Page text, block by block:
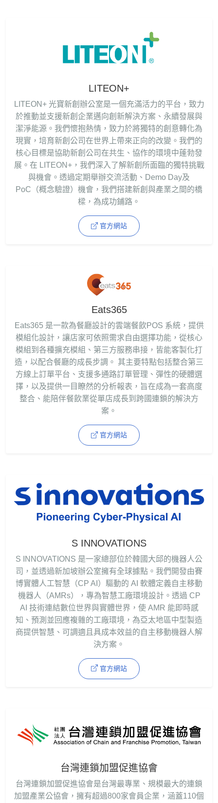
LITEON+
LITEON+ 光寶新創辦公室是一個充滿活力的平台，致力
於推動並支援新創企業邁向創新解決方案、永續發展與
潔淨能源。我們懷抱熱情，致力於將獨特的創意轉化為
現實，培育新創公司在世界上帶來正向的改變。我們的
核心目標是協助新創公司在共生、協作的環境中蓬勃發
展。在 LITEON+，我們深入了解新創所面臨的獨特挑戰
與機會。透過定期舉辦交流活動、Demo Day及
PoC（概念驗證）機會，我們搭建新創與產業之間的橋
樑，為成功鋪路。
官方網站
Eats365
Eats365 是一款為餐廳設計的雲端餐飲POS 系統，提供
模組化設計，讓店家可依照需求自由選擇功能，從核心
模組到各種擴充模組、第三方服務串接，皆能客製化打
造，以配合餐廳的成長步調。 其主要特點包括整合第三
方線上訂單平台、支援多通路訂單管理、彈性的硬體選
擇，以及提供一目瞭然的分析報表，旨在成為一套高度
整合、能陪伴餐飲業從單店成長到跨國連鎖的解決方
案。
官方網站
S INNOVATIONS
S INNOVATIONS 是一家總部位於韓國大邱的機器人公
司，並透過新加坡辦公室擁有全球據點。我們開發由賽
博實體人工智慧（CP AI）驅動的 AI 軟體定義自主移動
機器人（AMRs），專為智慧工廠環境設計。透過 CP
AI 技術連結數位世界與實體世界，使 AMR 能即時感
知、預測並回應複雜的工廠環境，為亞太地區中型製造
商提供智慧、可調適且具成本效益的自主移動機器人解
決方案。
官方網站
台灣連鎖加盟促進協會
台灣連鎖加盟促進協會是台灣最專業、規模最大的連鎖
加盟產業公協會，擁有超過800家會員企業，涵蓋110個